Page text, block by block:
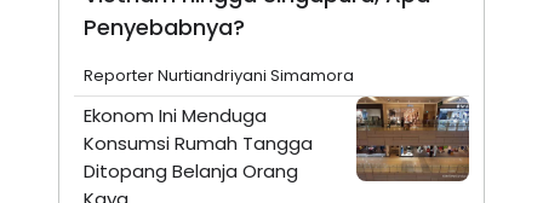
Penyebabnya?
Reporter Nurtiandriyani Simamora
Ekonom Ini Menduga
Konsumsi Rumah Tangga
Ditopang Belanja Orang